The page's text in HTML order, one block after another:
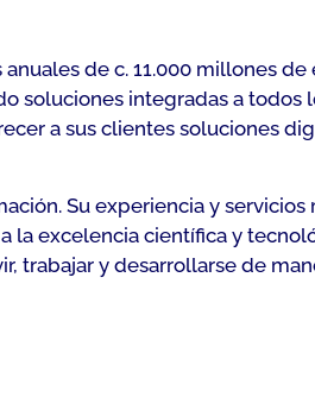
de c. 11.000 millones de
soluciones integradas a todos
a sus clientes soluciones
Su experiencia y
excelencia científica y
trabajar y desarrollarse de